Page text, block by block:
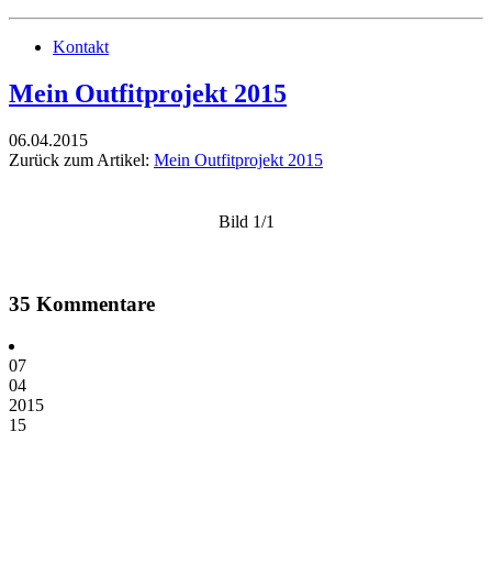
Kontakt
Mein Outfitprojekt 2015
06.04.2015
Zurück zum Artikel: Mein Outfitprojekt 2015
Bild 1/1
35 Kommentare
07
04
2015
15